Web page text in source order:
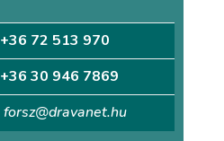
+36 72 513 970
+36 30 946 7869
forsz@dravanet.hu